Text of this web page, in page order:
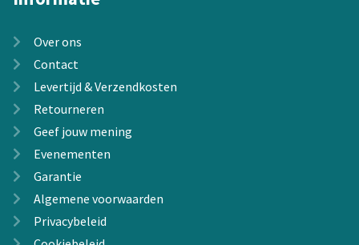
Over ons
Contact
Levertijd & Verzendkosten
Retourneren
Geef jouw mening
Evenementen
Garantie
Algemene voorwaarden
Privacybeleid